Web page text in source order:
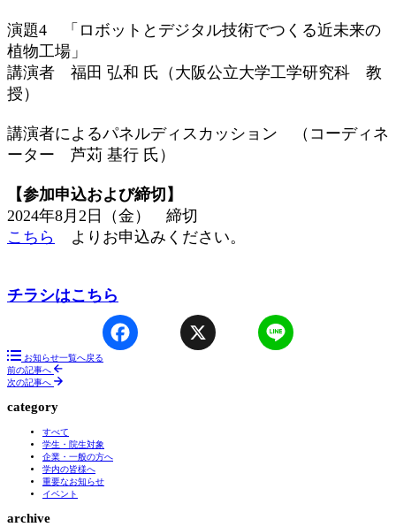
演題4 「ロボットとデジタル技術でつくる近未来の
植物工場」
講演者 福田 弘和 氏（大阪公立大学工学研究科 教
授）
講演者によるパネルディスカッション （コーディネ
ーター 芦苅 基行 氏）
【参加申込および締切】
2024年8月2日（金） 締切
こちら よりお申込みください。
チラシはこちら
お知らせ一覧へ戻る
前の記事へ
次の記事へ
category
すべて
学生・院生対象
企業・一般の方へ
学内の皆様へ
重要なお知らせ
イベント
archive